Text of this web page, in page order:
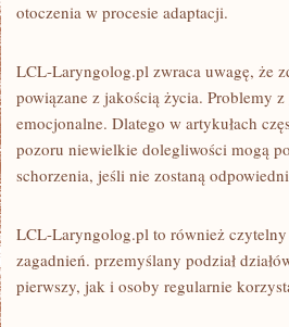
otoczenia w procesie adaptacji.
LCL-Laryngolog.pl zwraca uwagę, że
powiązane z jakością życia. Problemy
emocjonalne. Dlatego w artykułach
pozoru niewielkie dolegliwości mogą
schorzenia, jeśli nie zostaną
LCL-Laryngolog.pl to również
zagadnień. przemyślany podział
pierwszy, jak i osoby regularnie